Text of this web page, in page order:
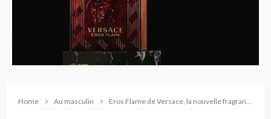
Home Au masculin Eros Flame de Versace, la nouvelle fragrance pour hommes